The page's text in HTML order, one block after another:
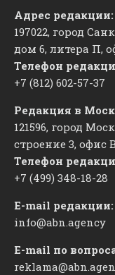
Адрес редакции:
197022, город
дом 6, литера П,
Телефон
+7 (812) 602-57-37
Редакция в
121596, город
строение 3, офис
Телефон
+7 (499) 348-18-28
E-mail редакции:
info@abn.agency
E-mail по